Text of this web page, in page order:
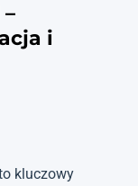
–
i
kluczowy